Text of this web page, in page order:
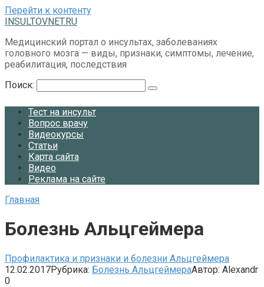
Перейти к контенту
INSULTOVNET.RU
Медицинский портал о инсультах, заболеваниях
головного мозга — виды, признаки, симптомы, лечение,
реабилитация, последствия
Поиск:
Тест на инсульт
Вопрос врачу
Видеокурсы
Статьи
Карта сайта
Видео
Реклама на сайте
Главная
Болезнь Альцгеймера
Профилактика и признаки и болезни Альцгеймера
12.02.2017Рубрика: Болезнь АльцгеймераАвтор: Alexandr
0